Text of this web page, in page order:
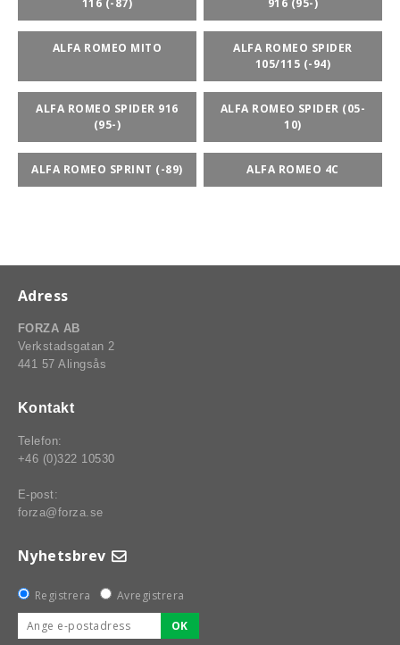
ALFA ROMEO MITO
ALFA ROMEO SPIDER
105/115 (-94)
ALFA ROMEO SPIDER 916
(95-)
ALFA ROMEO SPIDER (05-
10)
ALFA ROMEO SPRINT (-89) ALFA ROMEO 4C
Adress
FORZA AB
Verkstadsgatan 2
441 57 Alingsås
Kontakt
Telefon:
+46 (0)322 10530
E-post:
forza@forza.se
Nyhetsbrev
Registrera
Avregistrera
OK